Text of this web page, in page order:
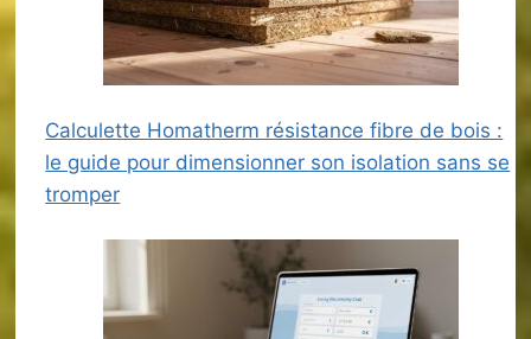
Calculette Homatherm résistance fibre de bois :
le guide pour dimensionner son isolation sans se
tromper